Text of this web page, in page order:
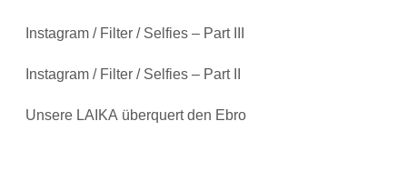
Instagram / Filter / Selfies – Part III
Instagram / Filter / Selfies – Part II
Unsere LAIKA überquert den Ebro